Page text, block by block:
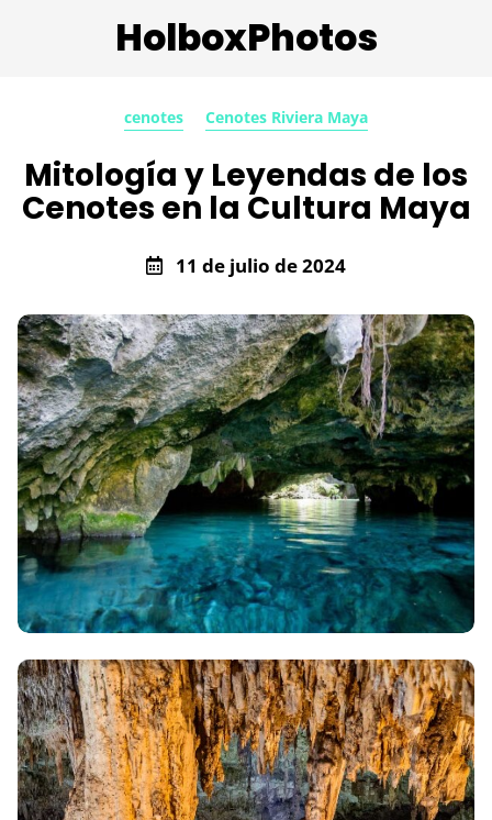
HolboxPhotos
cenotes Cenotes Riviera Maya
Mitología y Leyendas de los
Cenotes en la Cultura Maya
11 de julio de 2024